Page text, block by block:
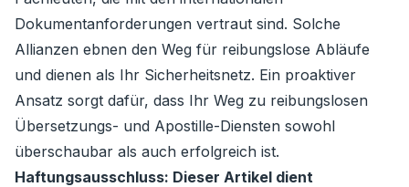
Dokumentanforderungen vertraut sind. Solche
Allianzen ebnen den Weg für reibungslose Abläufe
und dienen als Ihr Sicherheitsnetz. Ein proaktiver
Ansatz sorgt dafür, dass Ihr Weg zu reibungslosen
Übersetzungs- und Apostille-Diensten sowohl
überschaubar als auch erfolgreich ist.
Haftungsausschluss: Dieser Artikel dient